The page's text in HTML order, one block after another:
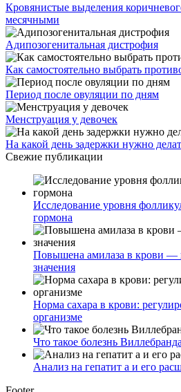
Кровянистые выделения
месячными
Адипозогенитальная дистрофия
Как самостоятельно выбрать
Период после овуляции по дням
Менструация у девочек
На какой день задержки нужно
Свежие публикации
Исследование уровня
гормона
Повышена амилаза в крови —
значения
Норма сахара в крови:
организме
Что такое болезнь
Анализ на гепатит а и его